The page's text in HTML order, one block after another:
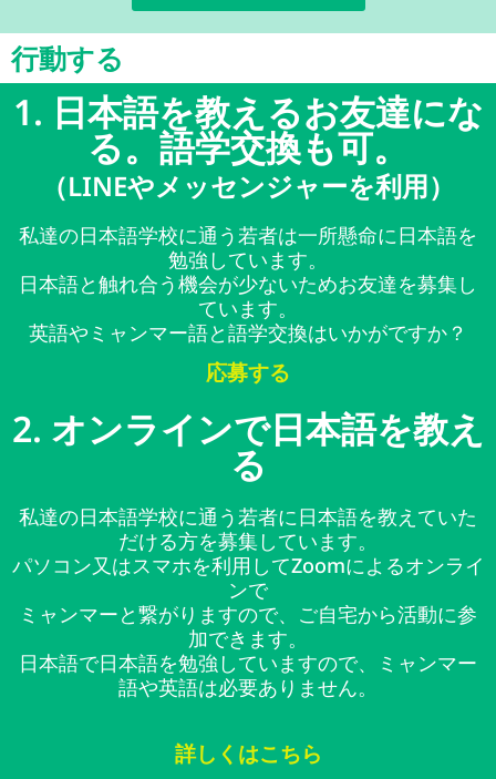
行動する
1. 日本語を教えるお友達にな
る。語学交換も可。
（LINEやメッセンジャーを利用）
私達の日本語学校に通う若者は一所懸命に日本語を
勉強しています。
日本語と触れ合う機会が少ないためお友達を募集し
ています。
英語やミャンマー語と語学交換はいかがですか？
応募する
2. オンラインで日本語を教え
る
私達の日本語学校に通う若者に日本語を教えていた
だける方を募集しています。
パソコン又はスマホを利用してZoomによるオンライ
ンで
ミャンマーと繋がりますので、ご自宅から活動に参
加できます。
日本語で日本語を勉強していますので、ミャンマー
語や英語は必要ありません。
詳しくはこちら